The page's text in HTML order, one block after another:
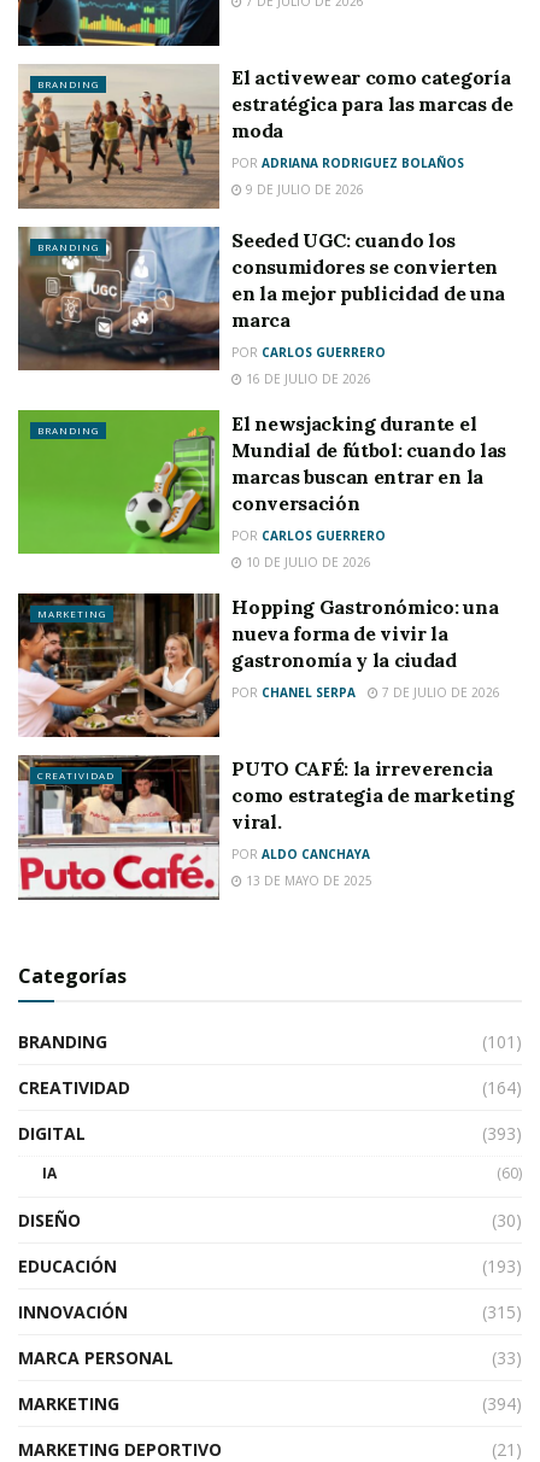
BRANDING
El activewear como categoría
estratégica para las marcas de
moda
POR ADRIANA RODRIGUEZ BOLAÑOS
9 DE JULIO DE 2026
BRANDING
Seeded UGC: cuando los
consumidores se convierten
en la mejor publicidad de una
marca
POR CARLOS GUERRERO
16 DE JULIO DE 2026
BRANDING
El newsjacking durante el
Mundial de fútbol: cuando las
marcas buscan entrar en la
conversación
POR CARLOS GUERRERO
10 DE JULIO DE 2026
MARKETING
Hopping Gastronómico: una
nueva forma de vivir la
gastronomía y la ciudad
POR CHANEL SERPA 7 DE JULIO DE 2026
CREATIVIDAD
PUTO CAFÉ: la irreverencia
como estrategia de marketing
viral.
POR ALDO CANCHAYA
13 DE MAYO DE 2025
Categorías
BRANDING
(101)
CREATIVIDAD
(164)
DIGITAL
(393)
IA (60)
DISEÑO
(30)
EDUCACIÓN
(193)
INNOVACIÓN
(315)
MARCA PERSONAL
(33)
MARKETING
(394)
MARKETING DEPORTIVO
(21)